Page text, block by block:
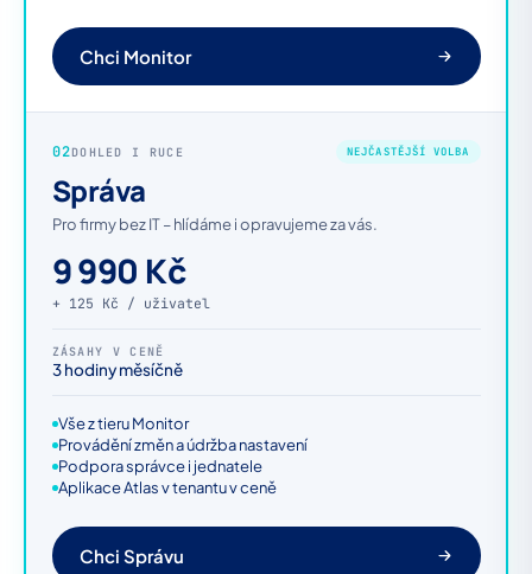
Chci Monitor
02DOHLED I RUCE NEJČASTĚJŠÍ VOLBA
Správa
Pro firmy bez IT – hlídáme i opravujeme za vás.
9 990 Kč
+ 125 Kč / uživatel
ZÁSAHY V CENĚ
3 hodiny měsíčně
Vše z tieru Monitor
Provádění změn a údržba nastavení
Podpora správce i jednatele
Aplikace Atlas v tenantu v ceně
Chci Správu